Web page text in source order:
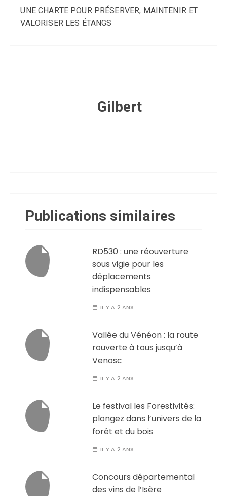
UNE CHARTE POUR PRÉSERVER, MAINTENIR ET
VALORISER LES ÉTANGS
Gilbert
Publications similaires
RD530 : une réouverture
sous vigie pour les
déplacements
indispensables
IL Y A 2 ANS
Vallée du Vénéon : la route
rouverte à tous jusqu’à
Venosc
IL Y A 2 ANS
Le festival les Forestivités:
plongez dans l’univers de la
forêt et du bois
IL Y A 2 ANS
Concours départemental
des vins de l’Isère